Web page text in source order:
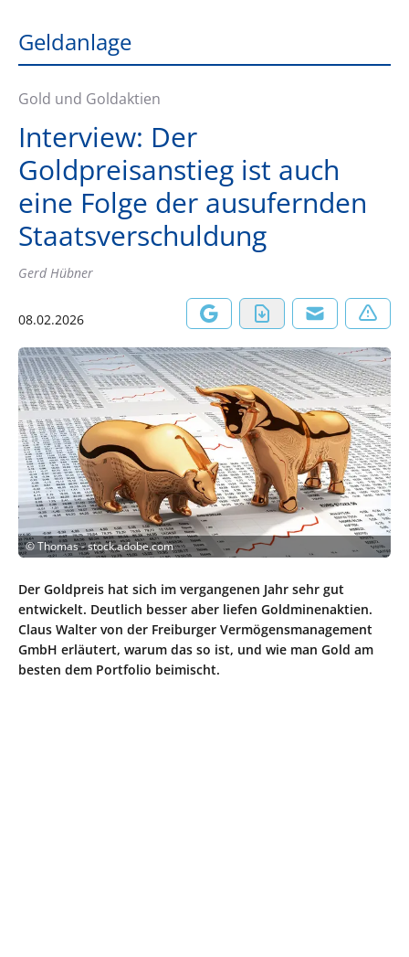
Geldanlage
Gold und Goldaktien
Interview: Der
Goldpreisanstieg ist auch
eine Folge der ausufernden
Staatsverschuldung
Gerd Hübner
08.02.2026
©Thomas - stock.adobe.com
Der Goldpreis hat sich im vergangenen Jahr sehr gut
entwickelt. Deutlich besser aber liefen Goldminenaktien.
Claus Walter von der Freiburger Vermögensmanagement
GmbH erläutert, warum das so ist, und wie man Gold am
besten dem Portfolio beimischt.